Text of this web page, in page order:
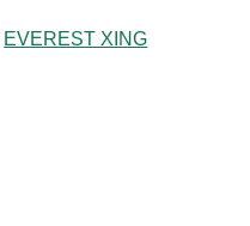
EVEREST XING